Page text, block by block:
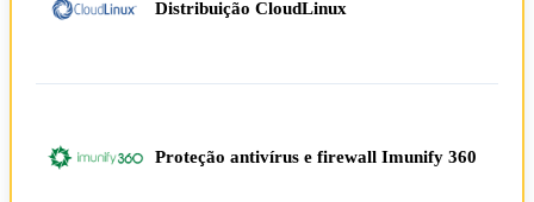
Distribuição CloudLinux
Proteção antivírus e firewall Imunify 360